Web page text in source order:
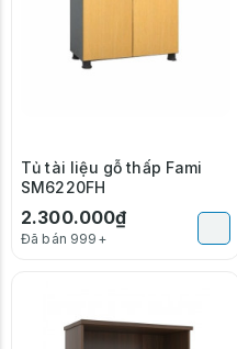
Tủ tài liệu gỗ thấp Fami
SM6220FH
2.300.000₫
Đã bán 999+